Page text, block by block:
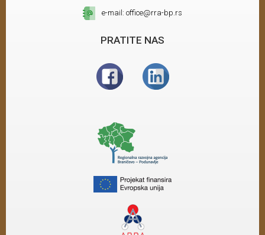
e-mail: office@rra-bp.rs
PRATITE NAS